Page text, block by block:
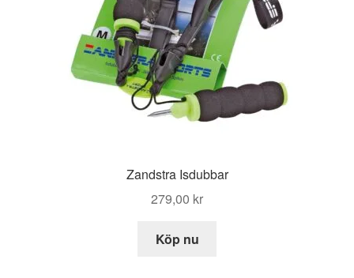
Zandstra Isdubbar
279,00 kr
Köp nu